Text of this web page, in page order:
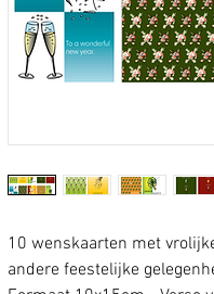
10 wenskaarten met
andere feestelijke